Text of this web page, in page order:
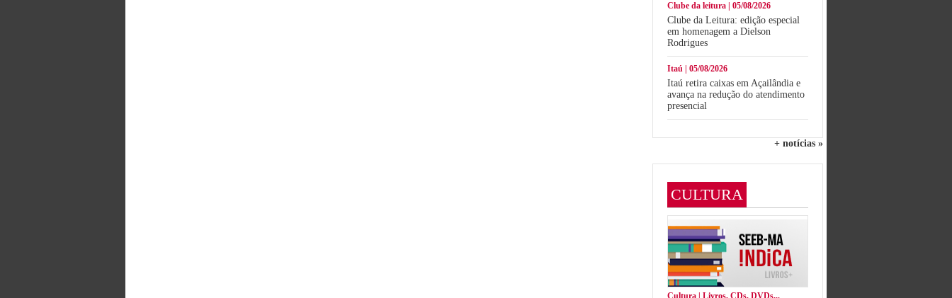
Clube da leitura | 05/08/2026
Clube da Leitura: edição especial
em homenagem a Dielson
Rodrigues
Itaú | 05/08/2026
Itaú retira caixas em Açailândia e
avança na redução do atendimento
presencial
+ notícias »
CULTURA
Cultura | Livros, CDs, DVDs...